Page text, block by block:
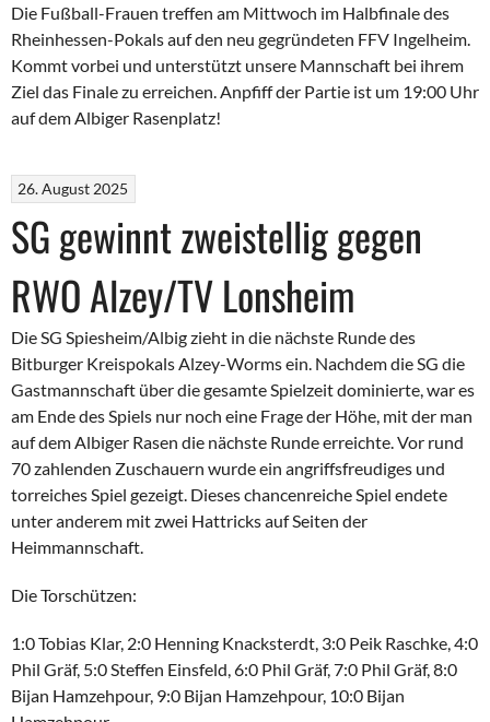
Die Fußball-Frauen treffen am Mittwoch im Halbfinale des
Rheinhessen-Pokals auf den neu gegründeten FFV Ingelheim.
Kommt vorbei und unterstützt unsere Mannschaft bei ihrem
Ziel das Finale zu erreichen. Anpfiff der Partie ist um 19:00 Uhr
auf dem Albiger Rasenplatz!
26. August 2025
SG gewinnt zweistellig gegen
RWO Alzey/TV Lonsheim
Die SG Spiesheim/Albig zieht in die nächste Runde des
Bitburger Kreispokals Alzey-Worms ein. Nachdem die SG die
Gastmannschaft über die gesamte Spielzeit dominierte, war es
am Ende des Spiels nur noch eine Frage der Höhe, mit der man
auf dem Albiger Rasen die nächste Runde erreichte. Vor rund
70 zahlenden Zuschauern wurde ein angriffsfreudiges und
torreiches Spiel gezeigt. Dieses chancenreiche Spiel endete
unter anderem mit zwei Hattricks auf Seiten der
Heimmannschaft.
Die Torschützen:
1:0 Tobias Klar, 2:0 Henning Knacksterdt, 3:0 Peik Raschke, 4:0
Phil Gräf, 5:0 Steffen Einsfeld, 6:0 Phil Gräf, 7:0 Phil Gräf, 8:0
Bijan Hamzehpour, 9:0 Bijan Hamzehpour, 10:0 Bijan